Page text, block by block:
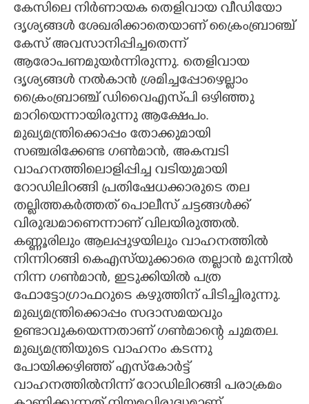
കേസിലെ നിർണായക തെളിവായ വീഡിയോ
ദൃശ്യങ്ങൾ ശേഖരിക്കാതെയാണ് ക്രൈംബ്രാഞ്ച്
കേസ് അവസാനിപ്പിച്ചതെന്ന്
ആരോപണമുയർന്നിരുന്നു. തെളിവായ
ദൃശ്യങ്ങൾ നൽകാൻ ശ്രമിച്ചപ്പോഴെല്ലാം
ക്രൈംബ്രാഞ്ച് ഡിവൈഎസ്‌പി ഒഴിഞ്ഞു
മാറിയെന്നായിരുന്നു ആക്ഷേപം.
മുഖ്യമന്ത്രിക്കൊപ്പം തോക്കുമായി
സഞ്ചരിക്കേണ്ട ഗൺമാൻ, അകമ്പടി
വാഹനത്തിലൊളിപ്പിച്ച വടിയുമായി
റോഡിലിറങ്ങി പ്രതിഷേധക്കാരുടെ തല
തല്ലിത്തകർത്തത് പൊലീസ് ചട്ടങ്ങൾക്ക്
വിരുദ്ധമാണെന്നാണ് വിലയിരുത്തൽ.
കണ്ണൂരിലും ആലപ്പുഴയിലും വാഹനത്തിൽ
നിന്നിറങ്ങി കെഎസ്‍യുക്കാരെ തല്ലാൻ മുന്നിൽ
നിന്ന ഗൺമാൻ, ഇടുക്കിയിൽ പത്ര
ഫോട്ടോഗ്രാഫറുടെ കഴുത്തിന് പിടിച്ചിരുന്നു.
മുഖ്യമന്ത്രിക്കൊപ്പം സദാസമയവും
ഉണ്ടാവുകയെന്നതാണ് ഗൺമാന്റെ ചുമതല.
മുഖ്യമന്ത്രിയുടെ വാഹനം കടന്നു
പോയിക്കഴിഞ്ഞ് എസ്കോർട്ട്
വാഹനത്തിൽനിന്ന് റോഡിലിറങ്ങി പരാക്രമം